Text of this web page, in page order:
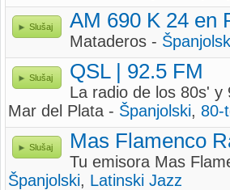
Slušaj AM 690 K 24 en
Mataderos -
Slušaj QSL | 92.5 FM
La radio de los 80s' y
Mar del Plata - Španjolski, 80-
Slušaj Mas Flamenco
Tu emisora Mas
Španjolski, Latinski Jazz